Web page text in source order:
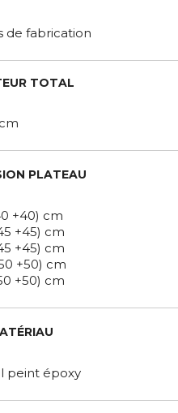
de fabrication
TOTAL
PLATEAU
+40) cm
+45) cm
+45) cm
+50) cm
+50) cm
peint époxy